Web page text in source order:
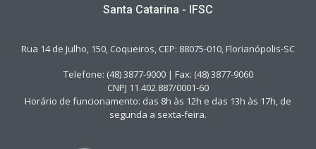
Santa Catarina - IFSC
Rua 14 de Julho, 150, Coqueiros, CEP: 88075-010, Florianópolis-SC
Telefone: (48) 3877-9000 | Fax: (48) 3877-9060
CNPJ 11.402.887/0001-60
Horário de funcionamento: das 8h às 12h e das 13h às 17h, de
segunda a sexta-feira.